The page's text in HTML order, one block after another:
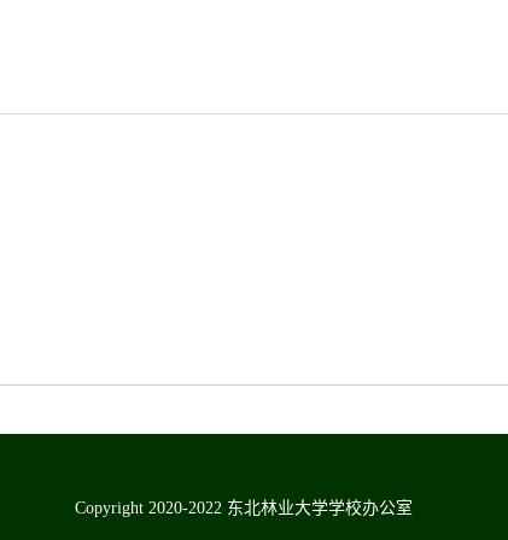
Copyright 2020-2022 东北林业大学学校办公室